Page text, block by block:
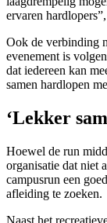
ervaren
Ook de verbinding
evenement is
dat iedereen kan
samen hardlopen
‘Lekker
Hoewel de run
organisatie dat niet
campusrun een
afleiding te zoeken.
Naast het